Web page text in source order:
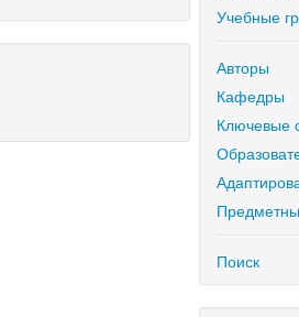
Учебные
Авторы
Кафедры
Ключевые
Поиск